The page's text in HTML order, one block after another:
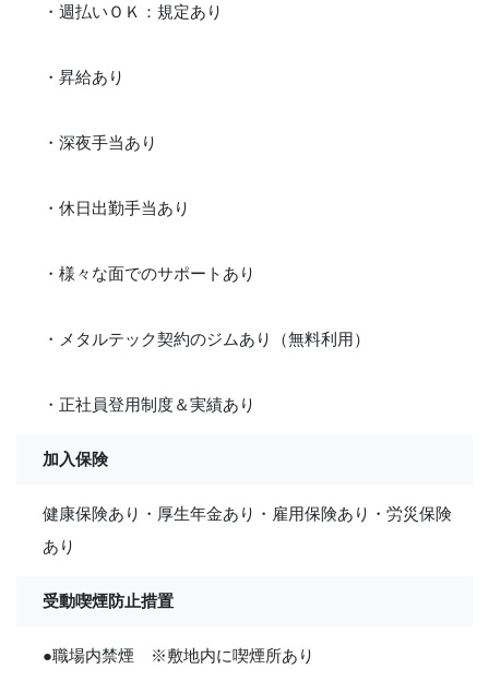
・週払いＯＫ：規定あり
・昇給あり
・深夜手当あり
・休日出勤手当あり
・様々な面でのサポートあり
・メタルテック契約のジムあり（無料利用）
・正社員登用制度＆実績あり
加入保険
健康保険あり・厚生年金あり・雇用保険あり・労災保険
あり
受動喫煙防止措置
●職場内禁煙 ※敷地内に喫煙所あり